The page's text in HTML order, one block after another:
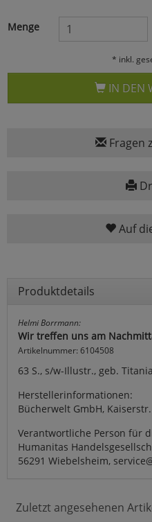
Menge
* inkl.
IN DEN
Fragen
Auf
Produktdetails
Helmi Borrmann:
Wir treffen uns am
Artikelnummer: 6104508
63 S., s/w-Illustr., geb.
Herstellerinformationen:
Bücherwelt GmbH,
Verantwortliche Person für
Humanitas
56291 Wiebelsheim,
Zuletzt angesehenen
Marketing
Cookies